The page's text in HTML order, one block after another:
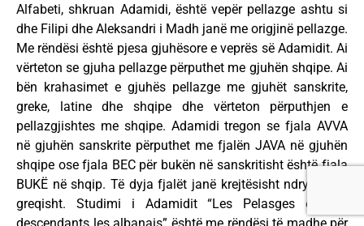
Alfabeti, shkruan Adamidi, është vepër pellazge ashtu si
dhe Filipi dhe Aleksandri i Madh janë me origjinë pellazge.
Me rëndësi është pjesa gjuhësore e veprës së Adamidit. Ai
vërteton se gjuha pellazge përputhet me gjuhën shqipe. Ai
bën krahasimet e gjuhës pellazge me gjuhët sanskrite,
greke, latine dhe shqipe dhe vërteton përputhjen e
pellazgjishtes me shqipe. Adamidi tregon se fjala AVVA
në gjuhën sanskrite përputhet me fjalën JAVA në gjuhën
shqipe ose fjala BEC për bukën në sanskritisht është fjala
BUKË në shqip. Të dyja fjalët janë krejtësisht ndryshe në
greqisht. Studimi i Adamidit “Les Pelasges et leur